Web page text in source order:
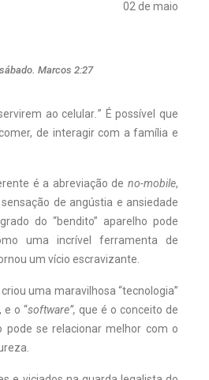
02 de maio
Marcos 2:27
ao celular .” É possível que
de interagir com a família e
é a abreviação de no-mobile,
de angústia e ansiedade
do “bendito” aparelho pode
uma incrível ferramenta de
um vício escravizante.
uma maravilhosa “tecnologia”
e o “software”, que é o conceito de
pode se relacionar melhor com o